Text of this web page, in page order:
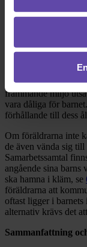
alltid en individuell
En sak som
ibland kan vara
från sin trygga
främmande miljö
vara dåliga för
förhållande till dess
Om föräldrarna inte
de även vända sig till
Samarbetssamtal
angående sina barns
ska hamna i kläm, se
föräldrarna att
oftast ligger i barnets
alternativ krävs det
Sammanfattning